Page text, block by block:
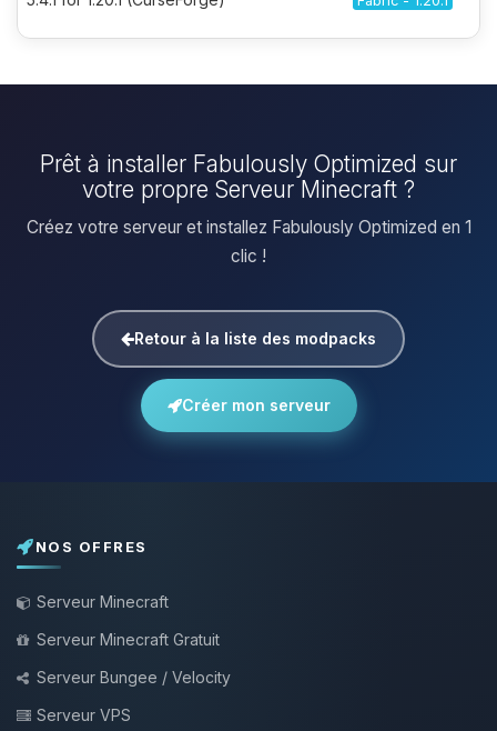
Prêt à installer Fabulously Optimized sur
votre propre Serveur Minecraft ?
Créez votre serveur et installez Fabulously Optimized en 1
clic !
Retour à la liste des modpacks
Créer mon serveur
NOS OFFRES
Serveur Minecraft
Serveur Minecraft Gratuit
Serveur Bungee / Velocity
Serveur VPS